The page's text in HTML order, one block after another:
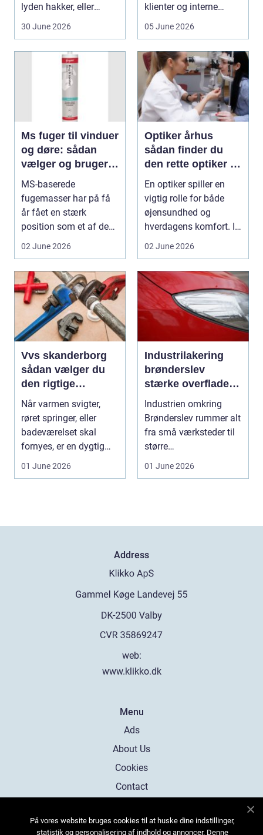
lyden hakker, eller
30 June 2026
klienter og interne
05 June 2026
Ms fuger til vinduer
og døre: sådan
vælger og bruger
du dem rigtigt
MS-baserede
fugemasser har på få
år fået en stærk
position som et af de
02 June 2026
Optiker århus
sådan finder du
den rette optiker i
byen
En optiker spiller en
vigtig rolle for både
øjensundhed og
hverdagens komfort. I
02 June 2026
Vvs skanderborg
sådan vælger du
den rigtige
installatør
Når varmen svigter,
røret springer, eller
badeværelset skal
fornyes, er en dygtig
01 June 2026
Industrilakering
brønderslev
stærke overflader
til industri og
erhverv
Industrien omkring
Brønderslev rummer alt
fra små værksteder til
større
01 June 2026
Address
web:
www.klikko.dk
Menu
Ads
About Us
Cookies
Contact
På vores website bruges cookies til at huske dine indstillinger,
statistik og personalisering af indhold og annoncer. Denne